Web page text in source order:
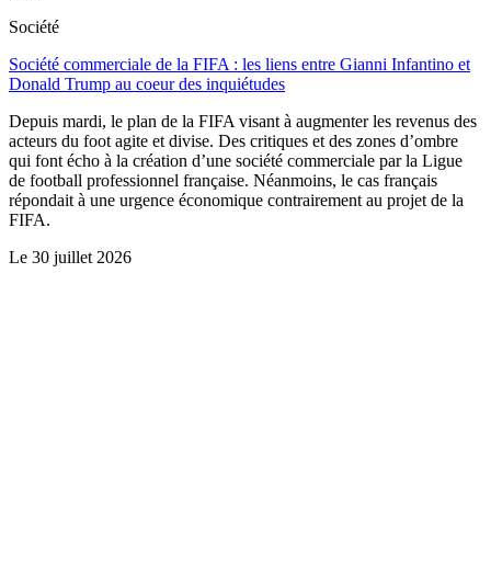
Société
Société commerciale de la FIFA : les liens entre Gianni Infantino et
Donald Trump au coeur des inquiétudes
Depuis mardi, le plan de la FIFA visant à augmenter les revenus des
acteurs du foot agite et divise. Des critiques et des zones d’ombre
qui font écho à la création d’une société commerciale par la Ligue
de football professionnel française. Néanmoins, le cas français
répondait à une urgence économique contrairement au projet de la
FIFA.
Le 30 juillet 2026